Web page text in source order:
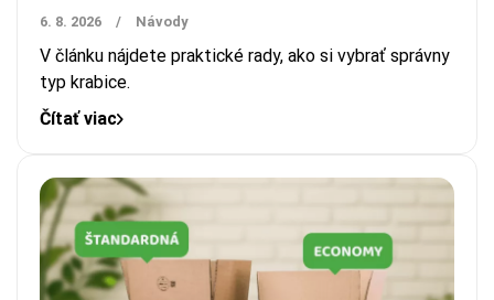
6. 8. 2026 / Návody
V článku nájdete praktické rady, ako si vybrať správny
typ krabice.
Čítať viac